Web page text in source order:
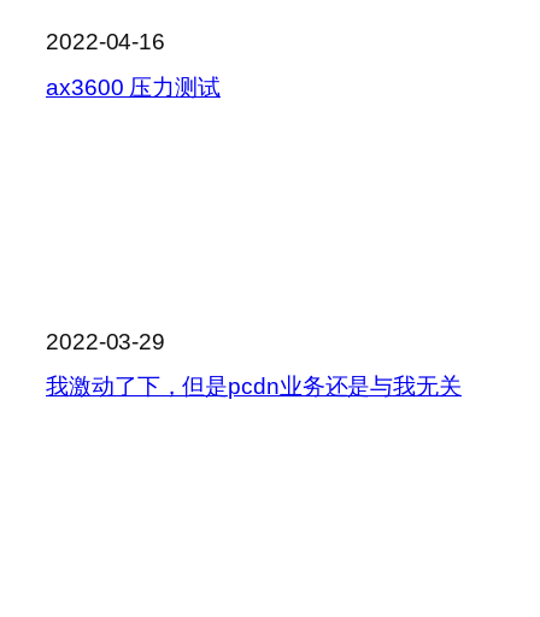
2022-04-16
ax3600 压力测试
2022-03-29
我激动了下，但是pcdn业务还是与我无关